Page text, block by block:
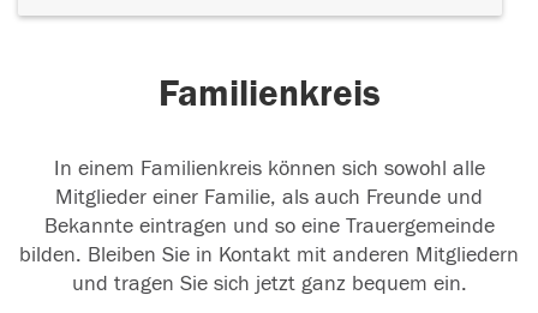
Familienkreis
In einem Familienkreis können sich sowohl alle
Mitglieder einer Familie, als auch Freunde und
Bekannte eintragen und so eine Trauergemeinde
bilden. Bleiben Sie in Kontakt mit anderen Mitgliedern
und tragen Sie sich jetzt ganz bequem ein.